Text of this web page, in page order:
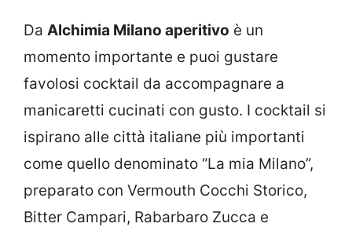
Da Alchimia Milano aperitivo è un
momento importante e puoi gustare
favolosi cocktail da accompagnare a
manicaretti cucinati con gusto. I cocktail si
ispirano alle città italiane più importanti
come quello denominato “La mia Milano”,
preparato con Vermouth Cocchi Storico,
Bitter Campari, Rabarbaro Zucca e